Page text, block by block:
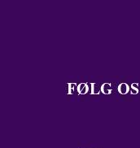
FØLG OS